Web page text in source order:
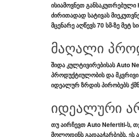
ისიამოვნეთგანსაკუთრებული
ძირითადადსატივას
მცენარე აღწევს70 სმ-ზე მეტ
მაღალი
შიდა კულტივირებისასAuto
პროდუქტიულობისდა
იდეალურ ზრდის პირობებს
იდეალური
თუ აირჩევთAuto Nefertiti-ს,
მოლოდინს გადააჭარბებს. ეს